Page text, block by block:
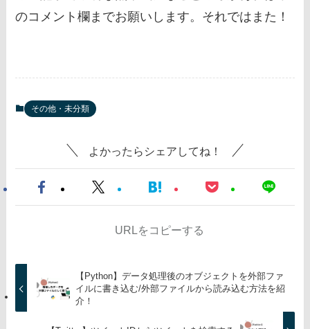
のコメント欄までお願いします。それではまた！
その他・未分類
よかったらシェアしてね！
URLをコピーする
【Python】データ処理後のオブジェクトを外部ファ
イルに書き込む/外部ファイルから読み込む方法を紹
介！